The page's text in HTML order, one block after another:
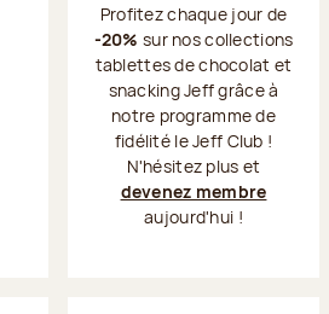
Profitez chaque jour de
-20% sur nos collections
tablettes de chocolat et
snacking Jeff grâce à
notre programme de
fidélité le Jeff Club !
N'hésitez plus et
devenez membre
aujourd'hui !